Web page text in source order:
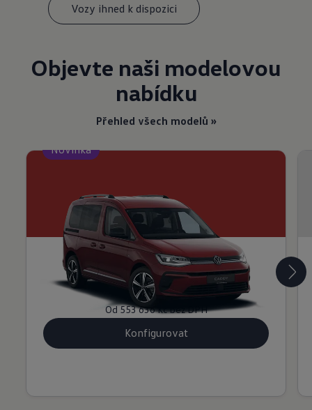
Vozy ihned k dispozici
Objevte naši modelovou
nabídku
Přehled všech modelů »
Nový Caddy
Od669 900 Kč
Od553 636 Kčbez DPH
Konfigurovat
Novinka